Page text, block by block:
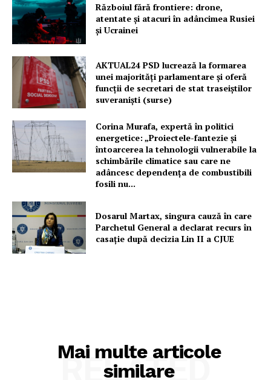
Războiul fără frontiere: drone,
atentate și atacuri în adâncimea Rusiei
și Ucrainei
AKTUAL24 PSD lucrează la formarea
unei majorităţi parlamentare și oferă
funcții de secretari de stat traseiștilor
suveraniști (surse)
Corina Murafa, expertă în politici
energetice: „Proiectele-fantezie și
întoarcerea la tehnologii vulnerabile la
schimbările climatice sau care ne
adâncesc dependența de combustibili
fosili nu...
Dosarul Martax, singura cauză în care
Parchetul General a declarat recurs în
casație după decizia Lin II a CJUE
Mai multe articole
similare
RELATED